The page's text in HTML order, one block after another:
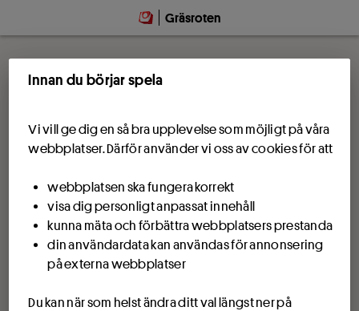
Gräsroten
Innan du börjar spela
Vi vill ge dig en så bra upplevelse som möjligt på våra
webbplatser. Därför använder vi oss av cookies för att
webbplatsen ska fungera korrekt
visa dig personligt anpassat innehåll
kunna mäta och förbättra webbplatsers prestanda
din användardata kan användas för annonsering
på externa webbplatser
Du kan när som helst ändra ditt val längst ner på